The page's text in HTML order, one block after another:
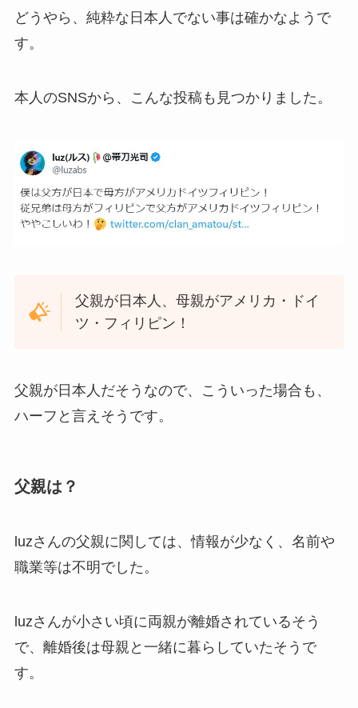
どうやら、純粋な日本人でない事は確かなようで
す。
本人のSNSから、こんな投稿も見つかりました。
父親が日本人、母親がアメリカ・ドイ
ツ・フィリピン！
父親が日本人だそうなので、こういった場合も、
ハーフと言えそうです。
父親は？
luzさんの父親に関しては、情報が少なく、名前や
職業等は不明でした。
luzさんが小さい頃に両親が離婚されているそう
で、離婚後は母親と一緒に暮らしていたそうで
す。